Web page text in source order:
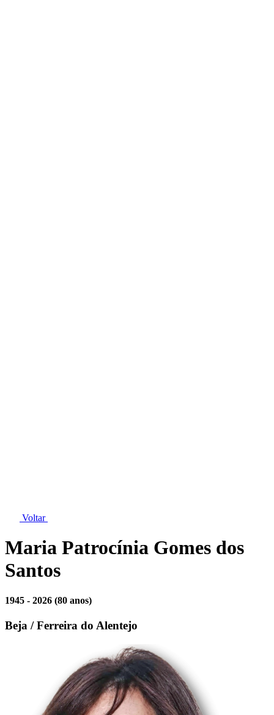
Voltar
Maria Patrocínia Gomes dos
Santos
1945 - 2026 (80 anos)
Beja / Ferreira do Alentejo